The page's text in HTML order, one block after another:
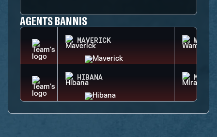
AGENTS BANNIS
MAVERICK WAMAI
HIBANA MIRA